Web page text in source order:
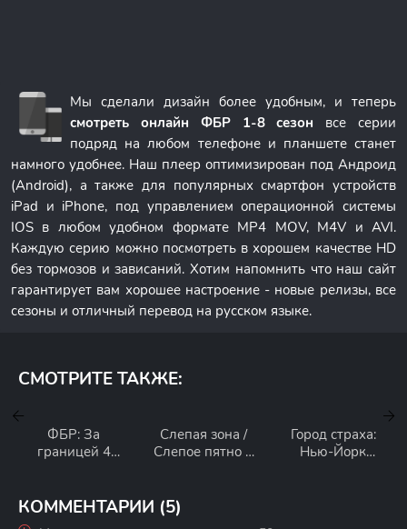
Мы сделали дизайн более удобным, и теперь
смотреть онлайн ФБР 1-8 сезон все серии
подряд на любом телефоне и планшете станет
намного удобнее. Наш плеер оптимизирован под Андроид
(Android), а также для популярных смартфон устройств
iPad и iPhone, под управлением операционной системы
IOS в любом удобном формате MP4 MOV, M4V и AVI.
Каждую серию можно посмотреть в хорошем качестве HD
без тормозов и зависаний. Хотим напомнить что наш сайт
гарантирует вам хорошее настроение - новые релизы, все
сезоны и отличный перевод на русском языке.
СМОТРИТЕ ТАКЖЕ:
ФБР: За
границей 4
Слепая зона /
Слепое пятно 5
Город страха:
Нью-Йорк
КОММЕНТАРИИ (5)